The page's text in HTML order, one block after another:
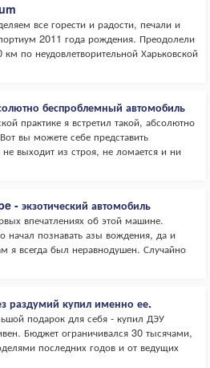
все горести и радости, печали и
2011 года рождения. Преодолели
по неудовлетворительной Харьковской
беспроблемный автомобиль
практике я встретил такой, абсолютно
вы можете себе представить
выходит из строя, не ломается и ни
экзотический автомобиль
впечатлениях об этой машине.
начал познавать азы вождения, да и
я всегда был неравнодушен. Случайно
купил именно ее.
подарок для себя - купил ДЭУ
Бюджет ограничивался 30 тысячами,
последних годов и от ведущих